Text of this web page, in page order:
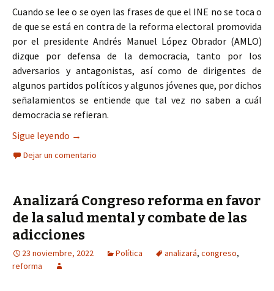
Cuando se lee o se oyen las frases de que el INE no se toca o
de que se está en contra de la reforma electoral promovida
por el presidente Andrés Manuel López Obrador (AMLO)
dizque por defensa de la democracia, tanto por los
adversarios y antagonistas, así como de dirigentes de
algunos partidos políticos y algunos jóvenes que, por dichos
señalamientos se entiende que tal vez no saben a cuál
democracia se refieran.
Sigue leyendo El plan “B” de la reforma electoral, también
→
Dejar un comentario
Analizará Congreso reforma en favor
de la salud mental y combate de las
adicciones
23 noviembre, 2022 Política analizará, congreso,
reforma